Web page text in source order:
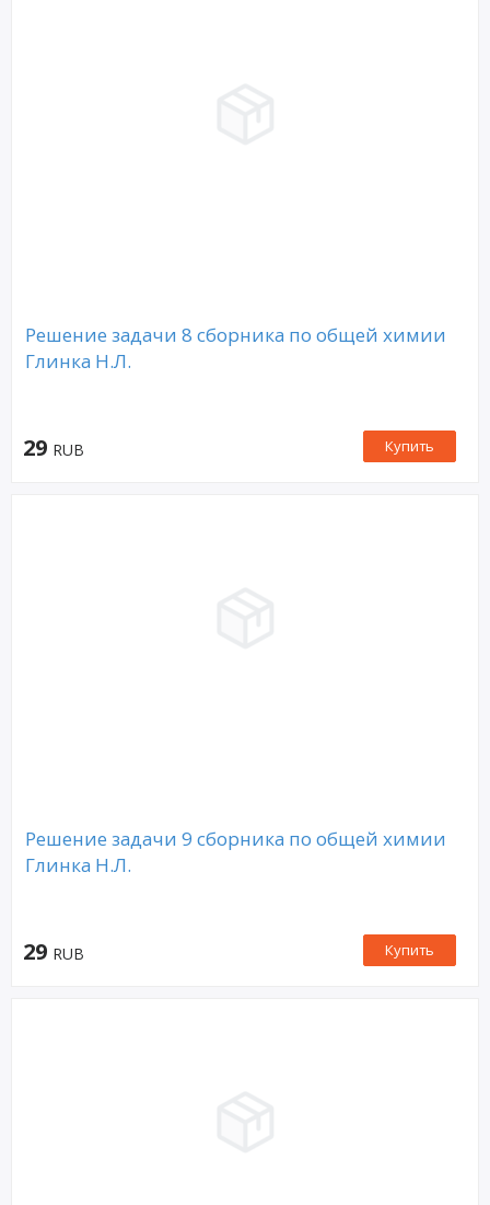
Решение задачи 8 сборника по общей химии
Глинка Н.Л.
29 RUB Купить
Решение задачи 9 сборника по общей химии
Глинка Н.Л.
29 RUB Купить